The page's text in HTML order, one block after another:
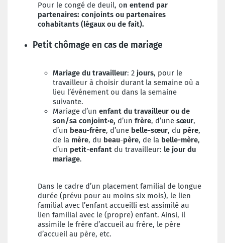
Pour le congé de deuil, on entend par
partenaires: conjoints ou partenaires
cohabitants (légaux ou de fait).
Petit chômage en cas de mariage
Mariage du travailleur: 2 jours, pour le
travailleur à choisir durant la semaine où a
lieu l’événement ou dans la semaine
suivante.
Mariage d’un enfant du travailleur ou de
son/sa conjoint·e, d’un frère, d’une sœur,
d’un beau-frère, d’une belle-sœur, du père,
de la mère, du beau-père, de la belle-mère,
d’un petit-enfant du travailleur: le jour du
mariage.
Dans le cadre d’un placement familial de longue
durée (prévu pour au moins six mois), le lien
familial avec l’enfant accueilli est assimilé au
lien familial avec le (propre) enfant. Ainsi, il
assimile le frère d’accueil au frère, le père
d’accueil au père, etc.